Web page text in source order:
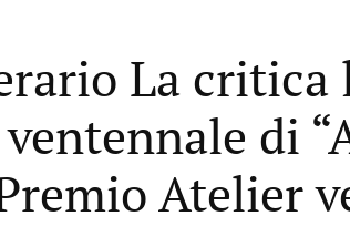
La
di
Atelier